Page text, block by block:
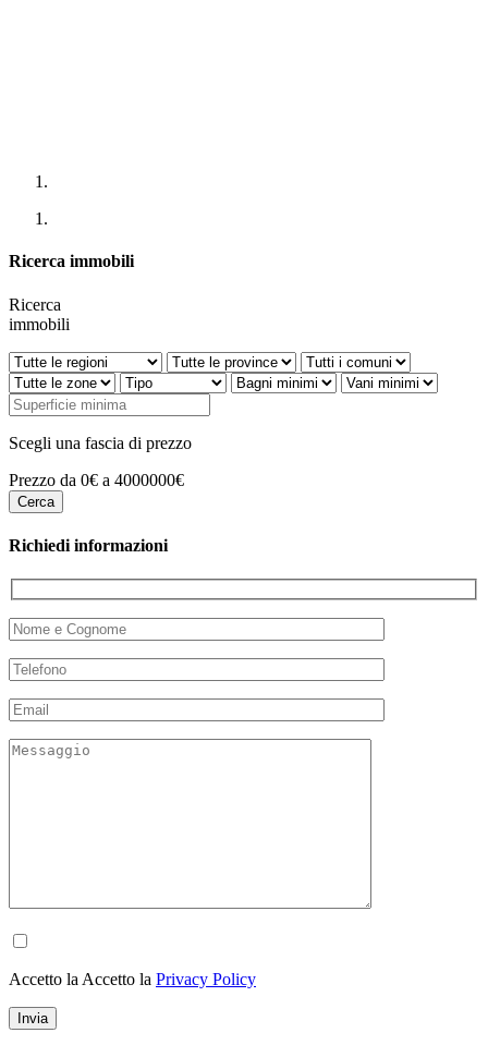
Ricerca immobili
Ricerca
immobili
Scegli una fascia di prezzo
Prezzo da 0€ a 4000000€
Richiedi informazioni
Accetto la Accetto la Privacy Policy